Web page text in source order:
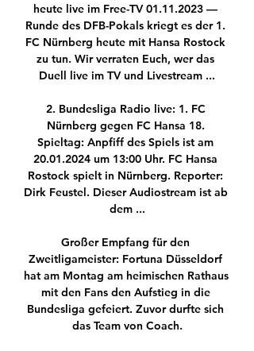
heute live im Free-TV 01.11.2023 —
Runde des DFB-Pokals kriegt es der 1.
FC Nürnberg heute mit Hansa Rostock
zu tun. Wir verraten Euch, wer das
Duell live im TV und Livestream ...
2. Bundesliga Radio live: 1. FC
Nürnberg gegen FC Hansa 18.
Spieltag: Anpfiff des Spiels ist am
20.01.2024 um 13:00 Uhr. FC Hansa
Rostock spielt in Nürnberg. Reporter:
Dirk Feustel. Dieser Audiostream ist ab
dem ...
Großer Empfang für den
Zweitligameister: Fortuna Düsseldorf
hat am Montag am heimischen Rathaus
mit den Fans den Aufstieg in die
Bundesliga gefeiert. Zuvor durfte sich
das Team von Coach.